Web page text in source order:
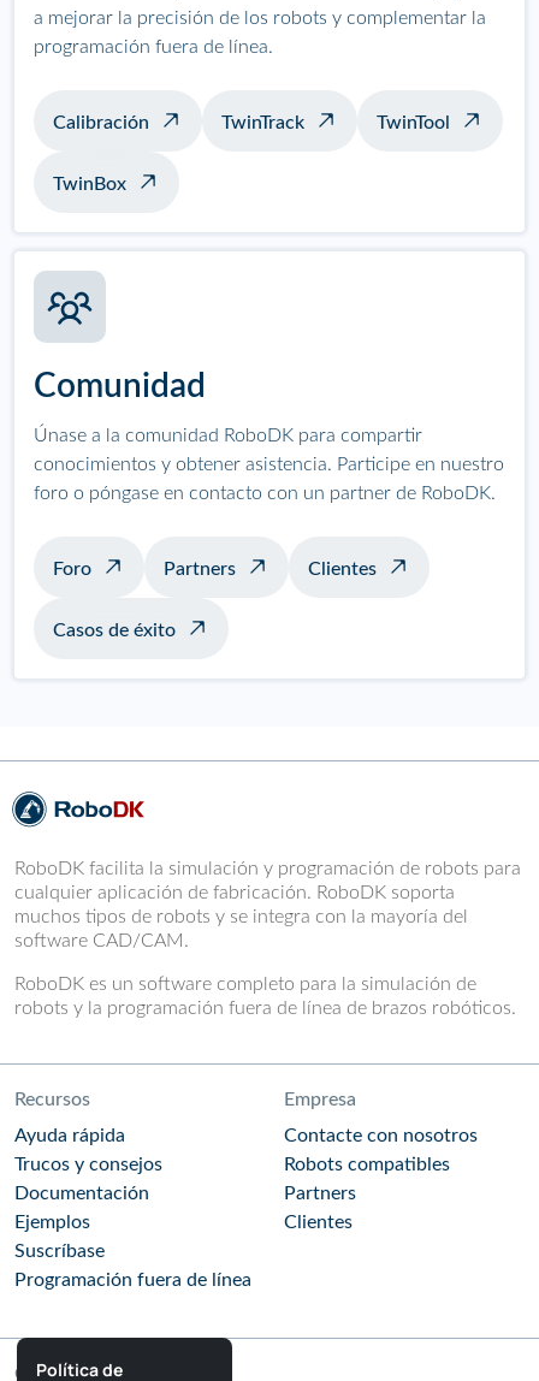
a mejorar la precisión de los robots y complementar la
programación fuera de línea.
Calibración TwinTrack TwinTool
TwinBox
Comunidad
Únase a la comunidad RoboDK para compartir
conocimientos y obtener asistencia. Participe en nuestro
foro o póngase en contacto con un partner de RoboDK.
Foro Partners Clientes
Casos de éxito
RoboDK facilita la simulación y programación de robots para
cualquier aplicación de fabricación. RoboDK soporta
muchos tipos de robots y se integra con la mayoría del
software CAD/CAM.
RoboDK es un software completo para la simulación de
robots y la programación fuera de línea de brazos robóticos.
Recursos
Ayuda rápida
Trucos y consejos
Documentación
Ejemplos
Suscríbase
Programación fuera de línea
Empresa
Contacte con nosotros
Robots compatibles
Partners
Clientes
Comunidad
Política de